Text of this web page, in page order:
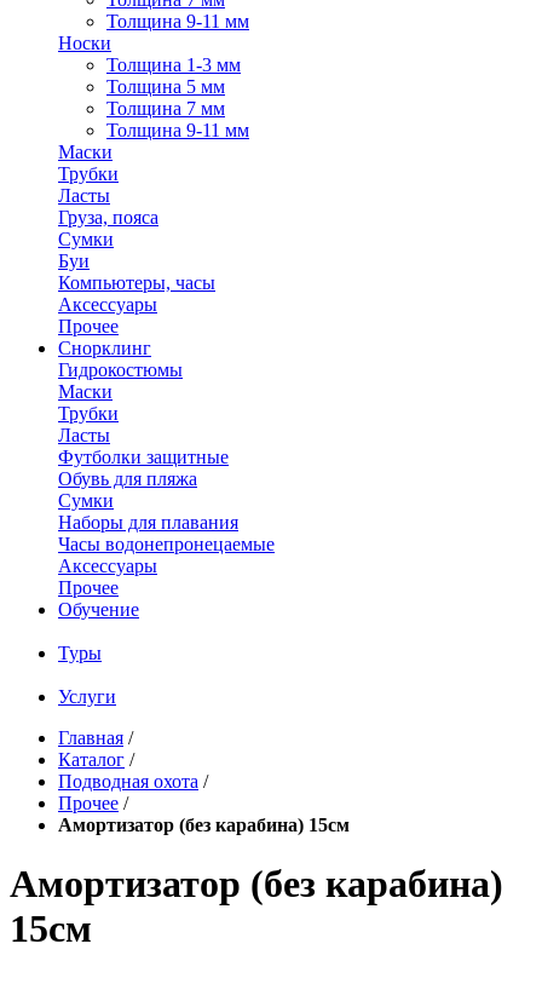
Толщина 9-11 мм
Носки
Толщина 1-3 мм
Толщина 5 мм
Толщина 7 мм
Толщина 9-11 мм
Маски
Трубки
Ласты
Груза, пояса
Сумки
Буи
Компьютеры, часы
Аксессуары
Прочее
Снорклинг
Гидрокостюмы
Маски
Трубки
Ласты
Футболки защитные
Обувь для пляжа
Сумки
Наборы для плавания
Часы водонепронецаемые
Аксессуары
Прочее
Обучение
Туры
Услуги
Главная /
Каталог /
Подводная охота /
Прочее /
Амортизатор (без карабина) 15см
Амортизатор (без карабина)
15см